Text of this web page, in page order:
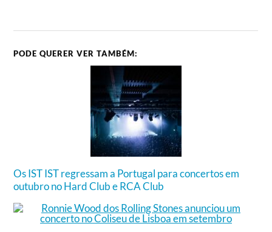
PODE QUERER VER TAMBÉM:
Os IST IST regressam a Portugal para concertos em
outubro no Hard Club e RCA Club